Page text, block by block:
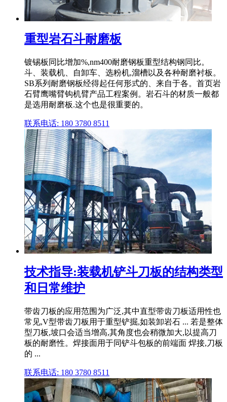
重型岩石斗耐磨板
镀锡板同比增加%,nm400耐磨钢板重型结构钢同比。
斗、装载机、自卸车、选粉机,溜槽以及各种耐磨衬板。
SB系列耐磨钢板经得起任何形式的、来自于各。首页岩
石臂鹰嘴臂钩机臂产品工程案例。岩石斗的材质一般都
是选用耐磨板.这个也是很重要的。
联系电话: 180 3780 8511
技术指导:装载机铲斗刀板的结构类型
和日常维护
带齿刀板的应用范围为广泛,其中直型带齿刀板适用性也
常见,V型带齿刀板用于重型铲掘,如装卸岩石 ... 若是整体
型刀板,坡口会适当增高,其角度也会稍微加大,以提高刀
板的耐磨性。焊接面用于同铲斗包板的前端面 焊接,刀板
的 ...
联系电话: 180 3780 8511